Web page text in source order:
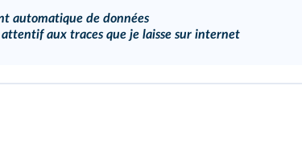
automatique de données
aux traces que je laisse sur internet